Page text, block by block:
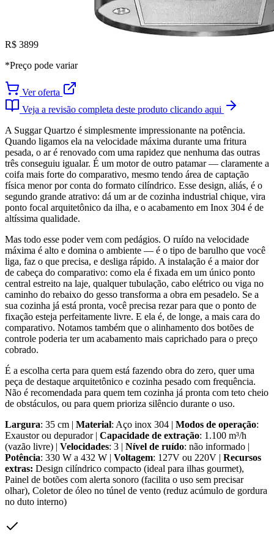
R$ 3899
*Preço pode variar
Ver oferta
Veja a revisão completa deste produto clicando aqui
A Suggar Quartzo é simplesmente impressionante na potência.
Quando ligamos ela na velocidade máxima durante uma fritura
pesada, o ar é renovado com uma rapidez que nenhuma das outras
três conseguiu igualar. É um motor de outro patamar — claramente a
coifa mais forte do comparativo, mesmo tendo área de captação
física menor por conta do formato cilíndrico. Esse design, aliás, é o
segundo grande atrativo: dá um ar de cozinha industrial chique, vira
ponto focal arquitetônico da ilha, e o acabamento em Inox 304 é de
altíssima qualidade.
Mas todo esse poder vem com pedágios. O ruído na velocidade
máxima é alto e domina o ambiente — é o tipo de barulho que você
liga, faz o que precisa, e desliga rápido. A instalação é a maior dor
de cabeça do comparativo: como ela é fixada em um único ponto
central estreito na laje, qualquer tubulação, cabo elétrico ou viga no
caminho do rebaixo do gesso transforma a obra em pesadelo. Se a
sua cozinha já está pronta, você precisa rezar para que o ponto de
fixação esteja perfeitamente livre. E ela é, de longe, a mais cara do
comparativo. Notamos também que o alinhamento dos botões de
controle poderia ter um acabamento mais caprichado para o preço
cobrado.
É a escolha certa para quem está fazendo obra do zero, quer uma
peça de destaque arquitetônico e cozinha pesado com frequência.
Não é recomendada para quem tem cozinha já pronta com teto cheio
de obstáculos, ou para quem prioriza silêncio durante o uso.
Largura: 35 cm | Material: Aço inox 304 | Modos de operação:
Exaustor ou depurador | Capacidade de extração: 1.100 m³/h
(vazão livre) | Velocidades: 3 | Nível de ruído: não informado |
Potência: 330 W a 432 W | Voltagem: 127V ou 220V | Recursos
extras: Design cilíndrico compacto (ideal para ilhas gourmet),
Painel de botões com alerta sonoro (facilita o uso sem precisar
olhar), Coletor de óleo no túnel de vento (reduz acúmulo de gordura
no duto interno)